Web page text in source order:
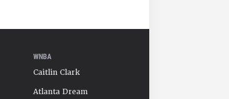
WNBA
Caitlin Clark
Atlanta Dream